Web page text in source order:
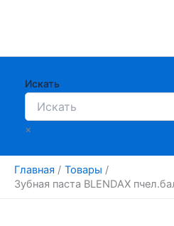
Искать
×
Главная
Товары
Зубная паста BLENDAX